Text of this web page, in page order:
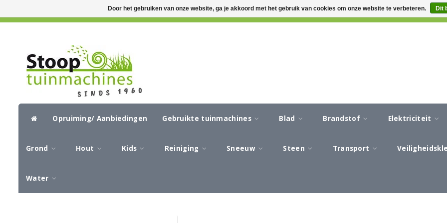
GRATIS VERZENDING VANAF €50,- CIRCA 3-5 WERKDAGEN LEVERTIJD AFREKENEN IN EEN
Opruiming/ Aanbiedingen Gebruikte tuinmachines Blad Brandstof Elektriciteit
Grond Hout Kids Reiniging Sneeuw Steen Transport
Water
Door het gebruiken van onze website, ga je akkoord met het gebruik van cookies om onze website te verbeteren. Dit